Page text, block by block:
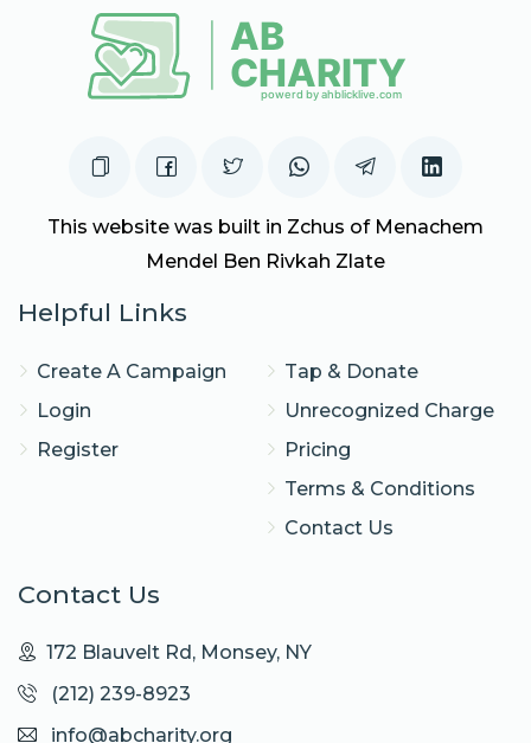
This website was built in Zchus of Menachem
Mendel Ben Rivkah Zlate
Helpful Links
Create A Campaign
Login
Register
Tap & Donate
Unrecognized Charge
Pricing
Terms & Conditions
Contact Us
Contact Us
172 Blauvelt Rd, Monsey, NY
(212) 239-8923
info@abcharity.org